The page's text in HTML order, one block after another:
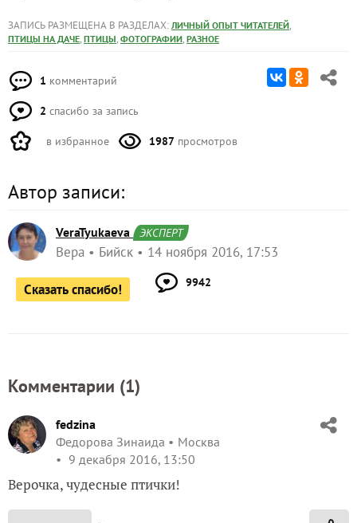
ЗАПИСЬ РАЗМЕЩЕНА В РАЗДЕЛАХ: ЛИЧНЫЙ ОПЫТ ЧИТАТЕЛЕЙ,
ПТИЦЫ НА ДАЧЕ, ПТИЦЫ, ФОТОГРАФИИ, РАЗНОЕ
1 комментарий
2 спасибо за запись
в избранное 1987 просмотров
Автор записи:
VeraTyukaeva ЭКСПЕРТ
Вера Бийск 14 ноября 2016, 17:53
Сказать спасибо! 9942
Комментарии (1)
fedzina
Федорова Зинаида
Москва
9 декабря 2016, 13:50
Верочка, чудесные птички!